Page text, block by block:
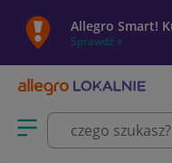
Allegro Smart!
Sprawdź »
Otwórz menu z